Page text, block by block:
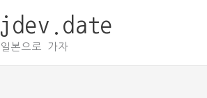
jdev.date
일본으로 가자